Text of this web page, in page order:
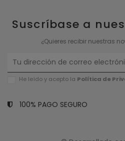
Suscríbase a
¿Quieres recibir nuestras
He leído y acepto la Política de P
100% PAGO SEGURO